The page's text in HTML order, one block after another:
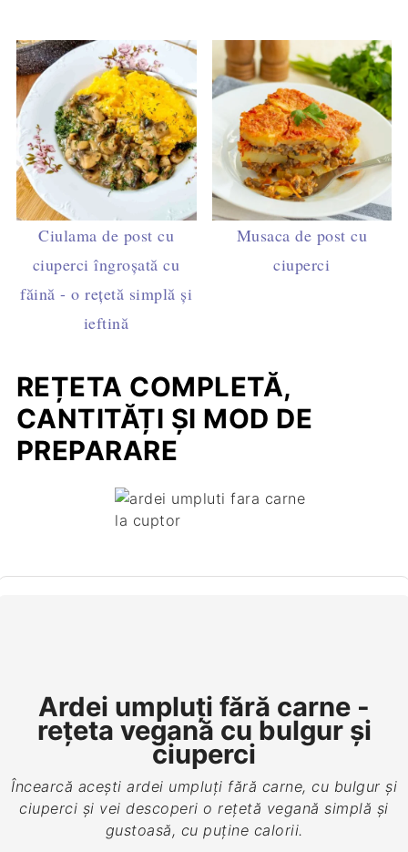
Ciulama de post cu
ciuperci îngroșată cu
făină - o rețetă simplă și
ieftină
Musaca de post cu
ciuperci
REȚETA COMPLETĂ,
CANTITĂȚI ȘI MOD DE
PREPARARE
Ardei umpluți fără carne -
rețeta vegană cu bulgur și
ciuperci
Încearcă acești ardei umpluți fără carne, cu bulgur și
ciuperci și vei descoperi o rețetă vegană simplă și
gustoasă, cu puține calorii.